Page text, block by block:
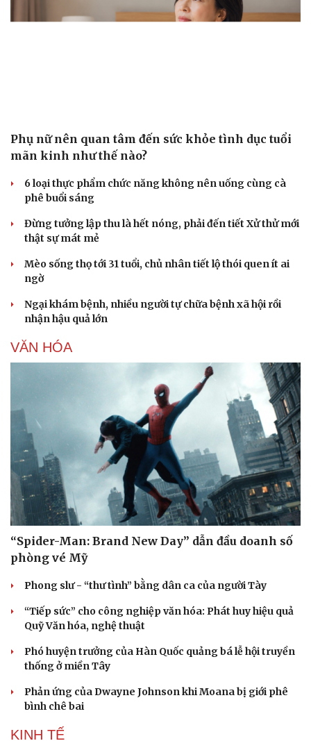
Văn hóa
Sân khấu - Điện ảnh
Sao Việt
Phụ nữ nên quan tâm đến sức khỏe tình dục tuổi
mãn kinh như thế nào?
6 loại thực phẩm chức năng không nên uống cùng cà
phê buổi sáng
Đừng tưởng lập thu là hết nóng, phải đến tiết Xử thử mới
thật sự mát mẻ
Mèo sống thọ tới 31 tuổi, chủ nhân tiết lộ thói quen ít ai
ngờ
Ngại khám bệnh, nhiều người tự chữa bệnh xã hội rồi
nhận hậu quả lớn
VĂN HÓA
“Spider-Man: Brand New Day” dẫn đầu doanh số
phòng vé Mỹ
Phong slư - “thư tình” bằng dân ca của người Tày
“Tiếp sức” cho công nghiệp văn hóa: Phát huy hiệu quả
Quỹ Văn hóa, nghệ thuật
Phó huyện trưởng của Hàn Quốc quảng bá lễ hội truyền
thống ở miền Tây
Phản ứng của Dwayne Johnson khi Moana bị giới phê
bình chê bai
KINH TẾ